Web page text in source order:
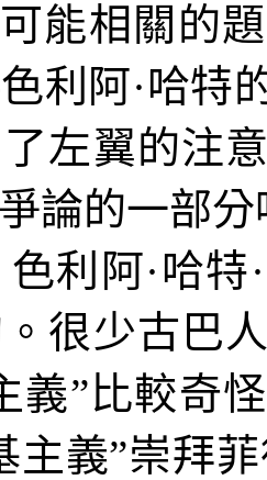
可能相關的
色利阿·哈特
左翼的注
論的一部
色利阿·哈
很少古巴
義”比較奇
主義”崇拜